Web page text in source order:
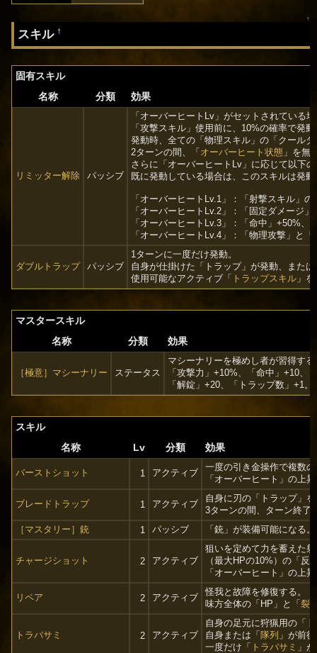
↑
スキル†
固有スキル
名称
分類 効果
リミッター解除 パッシブ
「オーバーヒートLv」がセットされている
「攻撃スキル」使用前に、10%の確率で発
発動時、全ての「物理スキル」の「クール
2ターンの間、「 オーバーヒート状態 」を無
さらに「オーバーヒートLv」に応じて以下
既に発動している場合は、このスキルは発
「オーバーヒートLv.1」：「射撃スキル」
「オーバーヒートLv.2」：「固定ダメージ
「オーバーヒートLv.3」：「命中」+50%、
「オーバーヒートLv.4」：「物理攻撃」と
ダブルトラップ パッシブ
1ターンに一度だけ発動。
自身が仕掛けた「トラップ」が発動、また
使用可能なアクティブ「 トラップスキル 」
マスタースキル
名称
分類 効果
［極意］マシーナリー ステータス
マシーナリーを極めし者が習得する
「攻撃力」+10%、「命中」+10、
「解錠」+20、「トラップ数」+1。
スキル
名称
Lv 分類 効果
バーストショット 1 アクティブ
一度の引き金操作で複数
「オーバーヒート」の上
ブレードトラップ 1 アクティブ
自身に刃の「トラップ」
3ターンの間、ターン終了
［マスタリー］銃
1 パッシブ 「銃」が装備可能になる。
チャージショット 2 アクティブ
狙いを定めて力を蓄えた
（最大HPの10%）の「反
「オーバーヒート」の上
リペア 2 アクティブ
怪我と故障を修復する。
味方全体の「HP」と「裂
トラバサミ 2 アクティブ
自身の足元に狩猟用の「
自身または「隊列 」が前
一度だけ「 トラバサミ 」